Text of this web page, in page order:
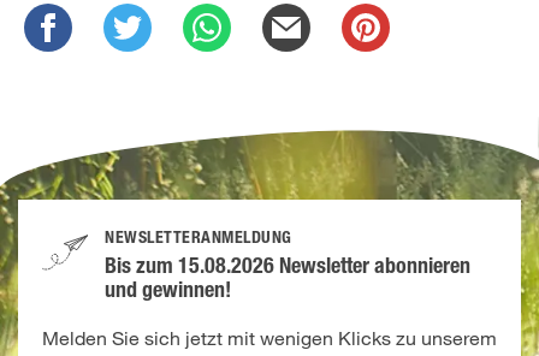
NEWSLETTERANMELDUNG
Bis zum 15.08.2026 Newsletter abonnieren
und gewinnen!
Melden Sie sich jetzt mit wenigen Klicks zu unserem